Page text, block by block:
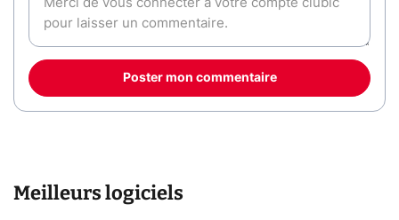
Poster mon commentaire
Meilleurs logiciels